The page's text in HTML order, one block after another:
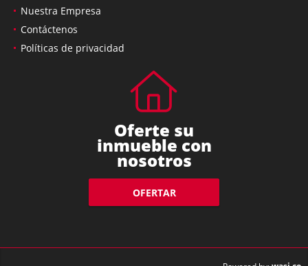
Nuestra Empresa
Contáctenos
Políticas de privacidad
Oferte su
inmueble con
nosotros
OFERTAR